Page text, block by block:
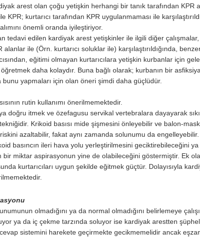
arest olan çoğu yetişkin herhangi bir tanık tarafından KPR
KPR; kurtarıcı tarafından KPR uygulanmaması ile
önemli oranda iyileştiriyor.
tedavi edilen kardiyak arest yetişkinler ile ilgili diğer
ile (Örn. kurtarıcı soluklar ile) karşılaştırıldığında,
eğitimi olmayan kurtarıcılara yetişkin kurbanlar için
daha kolaydır. Buna bağlı olarak; kurbanın bir
bunu yapmaları için olan öneri şimdi daha güçlüdür.
rutin kullanımı önerilmemektedir.
doğru itmek ve özefagusu servikal vertebralara dayayarak
Krikoid basısı mide şişmesini önleyebilir ve balon-
azaltabilir, fakat aynı zamanda solunumu da engelleyebilir.
basıncın ileri hava yolu yerleştirilmesini geciktirebileceğini
bir miktar aspirasyonun yine de olabileceğini göstermiştir. Ek
kurtarıcıları uygun şekilde eğitmek güçtür. Dolayısıyla
olmadığını ya da normal olmadığını belirlemeye
ya da iç çekme tarzında soluyor ise kardiyak arestten
cevap sistemini harekete geçirmekte gecikmemelidir ancak